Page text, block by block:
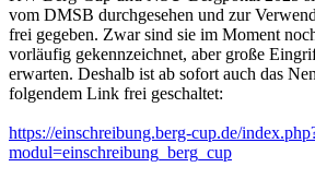
vom DMSB durchgesehen und zur
frei gegeben. Zwar sind sie im Moment
vorläufig gekennzeichnet, aber große
erwarten. Deshalb ist ab sofort auch das
folgendem Link frei geschaltet:
https://einschreibung.berg-cup.de/
modul=einschreibung_berg_cup